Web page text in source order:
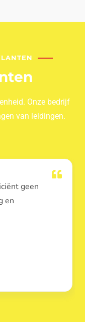
Onze bedrijf
van leidingen.
wc, werd